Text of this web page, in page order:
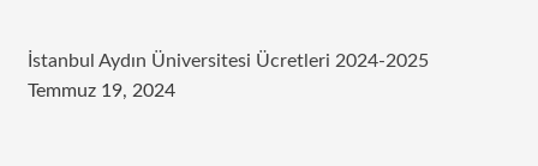
İstanbul Aydın Üniversitesi Ücretleri 2024-2025
Temmuz 19, 2024